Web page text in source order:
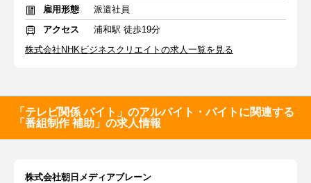
雇用形態
派遣社員
アクセス
浦和駅 徒歩19分
株式会社NHKビジネスクリエイトの求人一覧を見る
「テレビ関係 バイト」のアルバイト・バイトに関連する
「番組制作 補助」の求人情報
株式会社朝日メディアブレーン